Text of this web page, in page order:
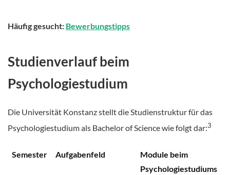
Häufig gesucht: Bewerbungstipps
Studienverlauf beim
Psychologiestudium
Die Universität Konstanz stellt die Studienstruktur für das
Psychologiestudium als Bachelor of Science wie folgt dar:3
Semester Aufgabenfeld
Module beim
Psychologiestudiums